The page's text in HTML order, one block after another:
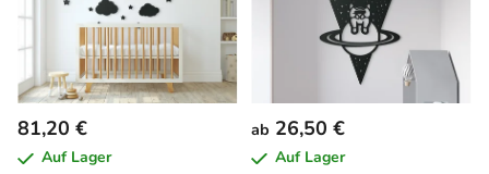
81,20 €
Auf Lager
ab 26,50 €
Auf Lager